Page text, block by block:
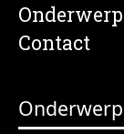
Contact